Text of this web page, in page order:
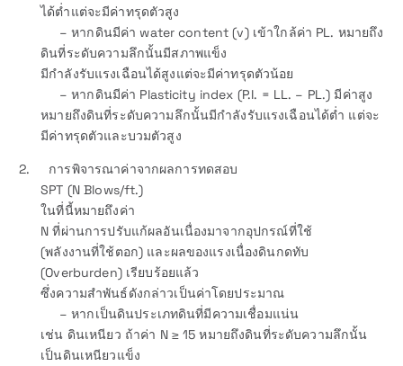
ได้ต่ำแต่จะมีค่าทรุดตัวสูง
– หากดินมีค่า water content (v) เข้าใกล้ค่า PL. หมายถึง
ดินที่ระดับความลึกนั้นมีสภาพแข็ง
มีกำลังรับแรงเฉือนได้สูงแต่จะมีค่าทรุดตัวน้อย
– หากดินมีค่า Plasticity index (P.I. = LL. – PL.) มีค่าสูง
หมายถึงดินที่ระดับความลึกนั้นมีกำลังรับแรงเฉือนได้ต่ำ แต่จะ
มีค่าทรุดตัวและบวมตัวสูง
2. การพิจารณาค่าจากผลการทดสอบ
SPT (N Blows/ft.)
ในที่นี้หมายถึงค่า
N ที่ผ่านการปรับแก้ผลอันเนื่องมาจากอุปกรณ์ที่ใช้
(พลังงานที่ใช้ตอก) และผลของแรงเนื่องดินกดทับ
(Overburden) เรียบร้อยแล้ว
ซึ่งความสำพันธ์ดังกล่าวเป็นค่าโดยประมาณ
– หากเป็นดินประเภทดินที่มีความเชื่อมแน่น
เช่น ดินเหนียว ถ้าค่า N ≥ 15 หมายถึงดินที่ระดับความลึกนั้น
เป็นดินเหนียวแข็ง